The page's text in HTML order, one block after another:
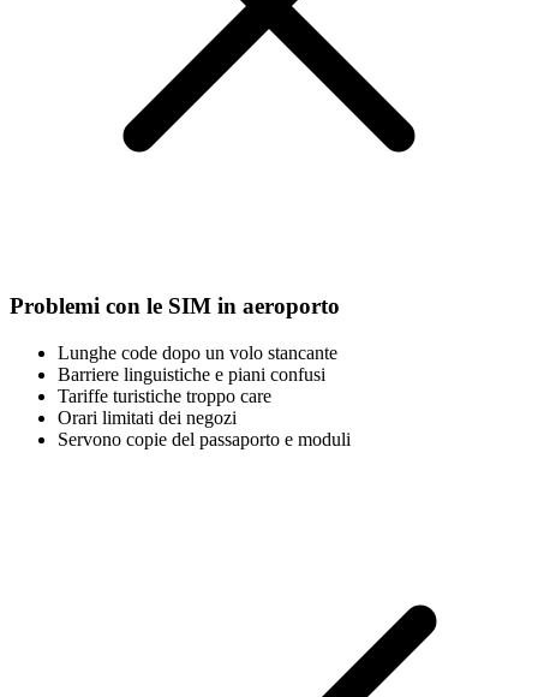
Problemi con le SIM in aeroporto
Lunghe code dopo un volo stancante
Barriere linguistiche e piani confusi
Tariffe turistiche troppo care
Orari limitati dei negozi
Servono copie del passaporto e moduli